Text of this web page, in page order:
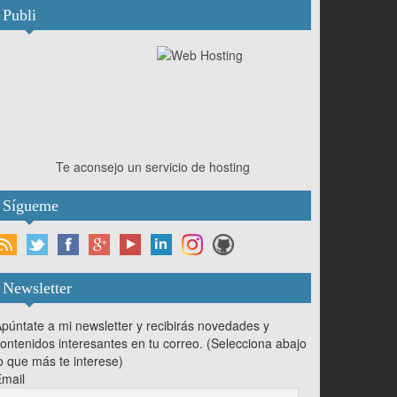
Publi
Te aconsejo un servicio de hosting
Sígueme
Newsletter
a mi newsletter y recibirás novedades y
interesantes en tu correo. (Selecciona abajo
que más te interese)